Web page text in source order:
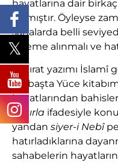
hayatlarına dair
kalmıştır. Öyleyse
sahalarda belli
kaleme alınmalı ve
Hatırat yazımı
En başta Yüce
hayatlarından
hatırla ifadesiyle
yandan siyer-i Nebî
hatırladıklarına
sahabelerin